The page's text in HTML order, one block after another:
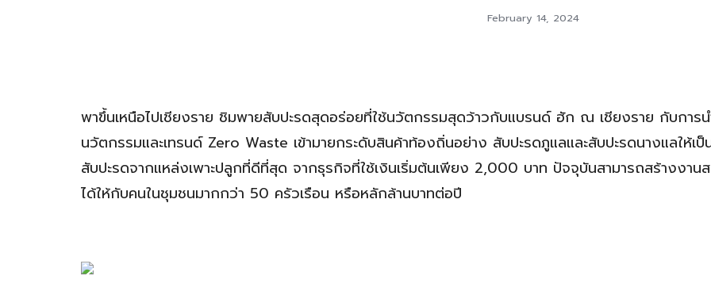
February 14, 2024
พาขึ้นเหนือไปเชียงราย ชิมพายสับปะรดสุดอร่อยที่ใช้นวัตกรรมสุดว้าวกับแบรนด์ ฮัก ณ เชียงราย กับการ
นวัตกรรมและเทรนด์ Zero Waste เข้ามายกระดับสินค้าท้องถิ่นอย่าง สับปะรดภูแลและสับปะรดนางแลให้เป็
สับปะรดจากแหล่งเพาะปลูกที่ดีที่สุด จากธุรกิจที่ใช้เงินเริ่มต้นเพียง 2,000 บาท ปัจจุบันสามารถสร้างงาน
ได้ให้กับคนในชุมชนมากกว่า 50 ครัวเรือน หรือหลักล้านบาทต่อปี